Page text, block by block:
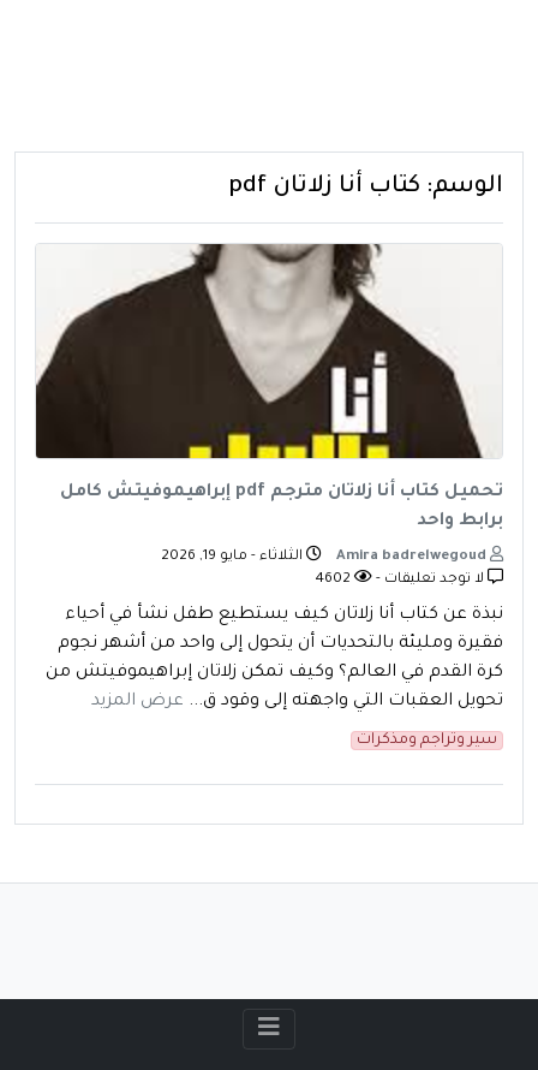
الوسم: كتاب أنا زلاتان pdf
تحميل كتاب أنا زلاتان مترجم pdf إبراهيموفيتش كامل
برابط واحد
الثلاثاء - مايو 19, 2026
لا توجد تعليقات -
نبذة عن كتاب أنا زلاتان كيف يستطيع طفل نشأ في أحياء
فقيرة ومليئة بالتحديات أن يتحول إلى واحد من أشهر نجوم
كرة القدم في العالم؟ وكيف تمكن زلاتان إبراهيموفيتش من
تحويل العقبات التي واجهته إلى وقود ق... عرض المزيد
سير وتراجم ومذكرات